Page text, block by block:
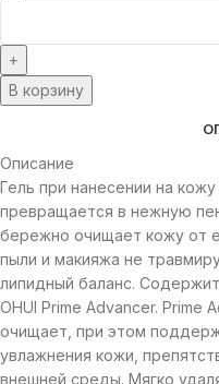
В корзину
Описание
Гель при нанесении на
превращается в нежную
бережно очищает кожу от
пыли и макияжа не
липидный баланс.
OHUI Prime Advancer. Prime
очищает, при этом
увлажнения кожи,
внешней среды. Мягко